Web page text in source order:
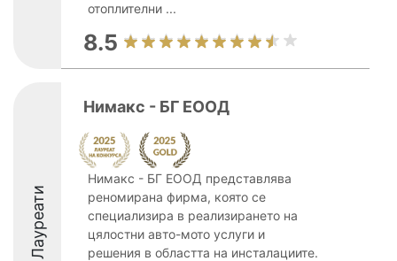
отоплителни ...
8.5
Лауреати
Нимакс - БГ ЕООД
Нимакс - БГ ЕООД представлява
реномирана фирма, която се
специализира в реализирането на
цялостни авто-мото услуги и
решения в областта на инсталациите.